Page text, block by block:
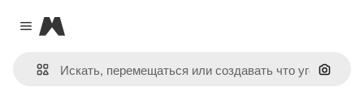
Close menu
Magnific
Поиск